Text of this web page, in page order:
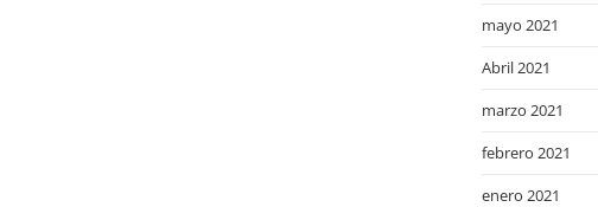
mayo 2021
Abril 2021
marzo 2021
febrero 2021
enero 2021